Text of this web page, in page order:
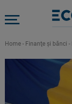
Home - Finanţe şi bănci -